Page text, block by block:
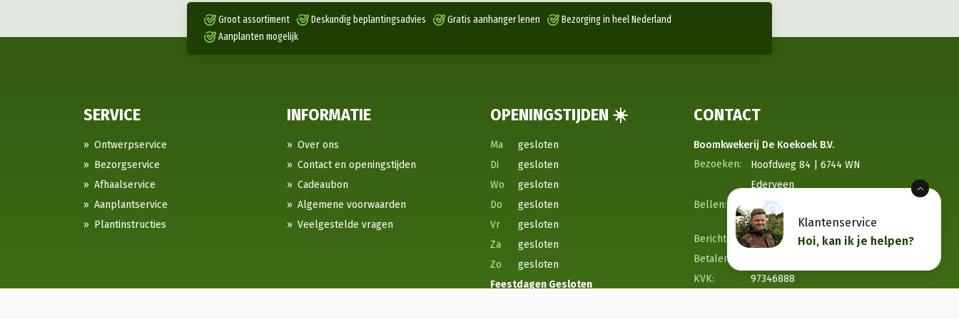
Klantenservice
Hoi, kan ik je helpen?
Groot assortiment Deskundig beplantingsadvies Gratis aanhanger lenen
Bezorging in heel Nederland
Aanplanten mogelijk
SERVICE
Ontwerpservice
Bezorgservice
Afhaalservice
Aanplantservice
Plantinstructies
INFORMATIE
Over ons
Contact en openingstijden
Cadeaubon
Algemene voorwaarden
Veelgestelde vragen
OPENINGSTIJDEN ☀️
Ma
gesloten
Di
gesloten
Wo
gesloten
Do
gesloten
Vr
gesloten
Za
gesloten
Zo
gesloten
Feestdagen Gesloten
CONTACT
Boomkwekerij De Koekoek B.V.
Hoofdweg 84 | 6744 WN
Ederveen
06-20429622
info@kwekerijdekoekoek.nl
97346888